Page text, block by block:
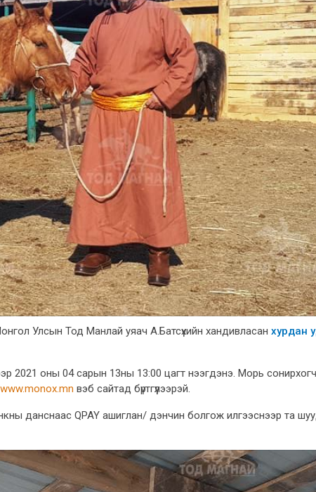
Улсын Тод Манлай уяач А.Батсүхийн хандивласан хурдан
2021 оны 04 сарын 13ны 13:00 цагт нээгдэнэ. Морь сонирхогч
www.monox.mn вэб сайтад бүртгүүлээрэй.
данснаас QPAY ашиглан/ дэнчин болгож илгээснээр та